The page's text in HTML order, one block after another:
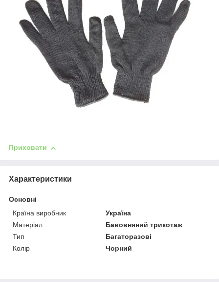
Приховати
Характеристики
Основні
Країна виробник
Україна
Матеріал
Бавовняний трикотаж
Тип
Багаторазові
Колір
Чорний